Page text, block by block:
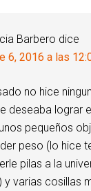
Barbero dice
6, 2016 a las
no hice
deseaba lograr
pequeños
peso (lo hice
pilas a la
varias cosillas